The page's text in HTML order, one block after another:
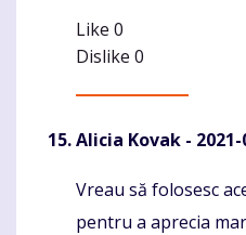
Like 0
Dislike 0
Alicia Kovak -
Komentaras
Vreau să folosesc
pentru a aprecia